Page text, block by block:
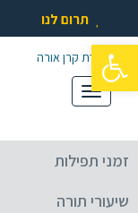
תרום לנו
תפריט
זמני תפילות
שיעורי תורה
פתח סרגל נגישות